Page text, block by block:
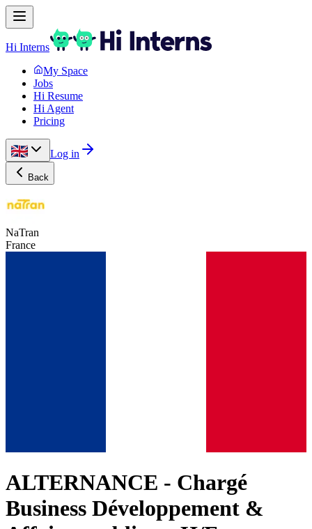
Hi Interns
My Space
Jobs
Hi Resume
Hi Agent
Pricing
Log in
Back
NaTran
France
ALTERNANCE - Chargé
Business Développement &